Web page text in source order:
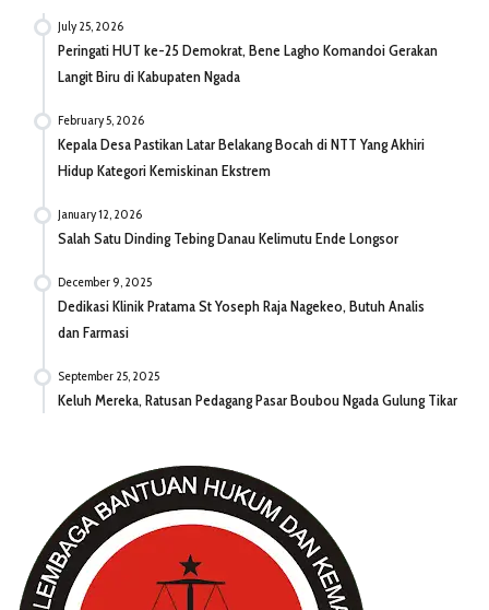
July 25, 2026
Peringati HUT ke-25 Demokrat, Bene Lagho Komandoi Gerakan
Langit Biru di Kabupaten Ngada
February 5, 2026
Kepala Desa Pastikan Latar Belakang Bocah di NTT Yang Akhiri
Hidup Kategori Kemiskinan Ekstrem
January 12, 2026
Salah Satu Dinding Tebing Danau Kelimutu Ende Longsor
December 9, 2025
Dedikasi Klinik Pratama St Yoseph Raja Nagekeo, Butuh Analis
dan Farmasi
September 25, 2025
Keluh Mereka, Ratusan Pedagang Pasar Boubou Ngada Gulung Tikar